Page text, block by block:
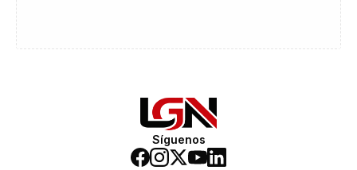
Síguenos